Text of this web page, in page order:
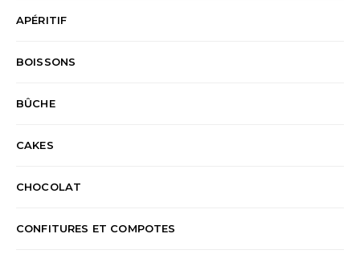
APÉRITIF
BOISSONS
BÛCHE
CAKES
CHOCOLAT
CONFITURES ET COMPOTES